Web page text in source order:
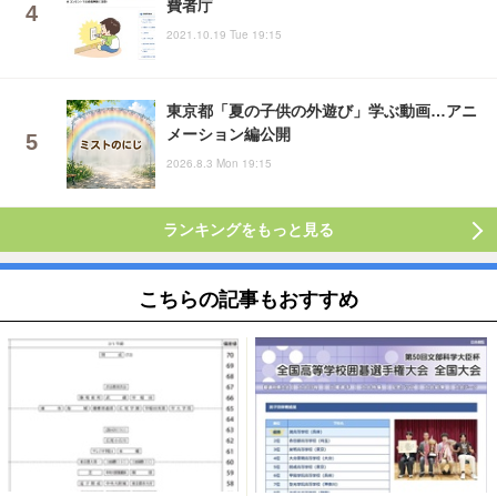
費者庁
2021.10.19 Tue 19:15
東京都「夏の子供の外遊び」学ぶ動画…アニ
メーション編公開
2026.8.3 Mon 19:15
ランキングをもっと見る
こちらの記事もおすすめ